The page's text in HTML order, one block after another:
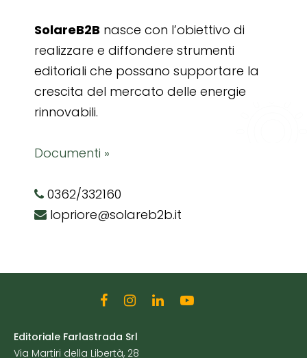
SolareB2B nasce con l’obiettivo di
realizzare e diffondere strumenti
editoriali che possano supportare la
crescita del mercato delle energie
rinnovabili.
Documenti »
0362/332160
lopriore@solareb2b.it
Editoriale Farlastrada Srl
Via Martiri della Libertà, 28